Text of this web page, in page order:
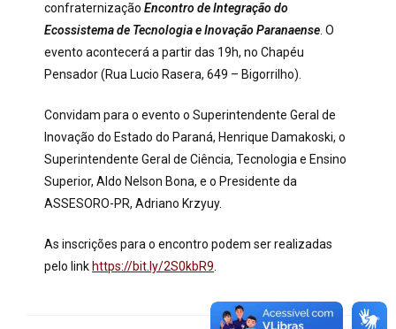
confraternização Encontro de Integração do
Ecossistema de Tecnologia e Inovação Paranaense . O
evento acontecerá a partir das 19h, no Chapéu
Pensador (Rua Lucio Rasera, 649 – Bigorrilho).
Convidam para o evento o Superintendente Geral de
Inovação do Estado do Paraná, Henrique Damakoski, o
Superintendente Geral de Ciência, Tecnologia e Ensino
Superior, Aldo Nelson Bona, e o Presidente da
ASSESORO-PR, Adriano Krzyuy.
As inscrições para o encontro podem ser realizadas
pelo link https://bit.ly/2S0kbR9